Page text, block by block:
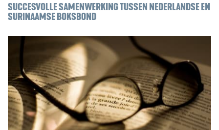
SUCCESVOLLE SAMENWERKING TUSSEN NEDERLANDSE EN
SURINAAMSE BOKSBOND